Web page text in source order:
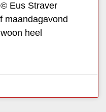
Eus Straver
maandagavond
heel